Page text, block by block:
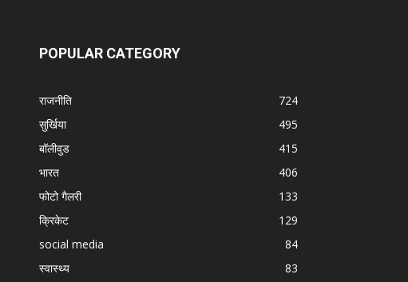
POPULAR CATEGORY
राजनीति
724
सुर्खिया
495
बॉलीवुड
415
भारत
406
फोटो गैलरी
133
क्रिकेट
129
social media
84
स्वास्थ्य
83